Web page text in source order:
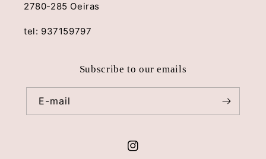
2780-285 Oeiras
tel: 937159797
Subscribe to our emails
E-mail
Instagram